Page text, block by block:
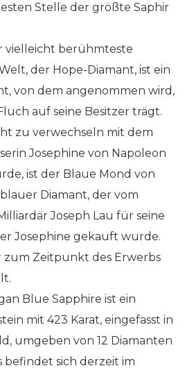
Stelle der größte Saphir
vielleicht berühmteste
der Hope-Diamant, ist ein
von dem angenommen wird,
auf seine Besitzer trägt.
zu verwechseln mit dem
Josephine von Napoleon
ist der Blaue Mond von
Diamant, der vom
Joseph Lau für seine
Josephine gekauft wurde.
zum Zeitpunkt des Erwerbs
Blue Sapphire ist ein
mit 423 Karat, eingefasst in
umgeben von 12 Diamanten
befindet sich derzeit im